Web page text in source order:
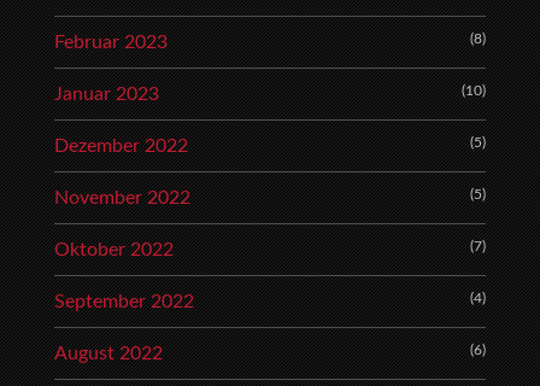
Februar 2023 (8)
Januar 2023 (10)
Dezember 2022 (5)
November 2022 (5)
Oktober 2022 (7)
September 2022 (4)
August 2022 (6)